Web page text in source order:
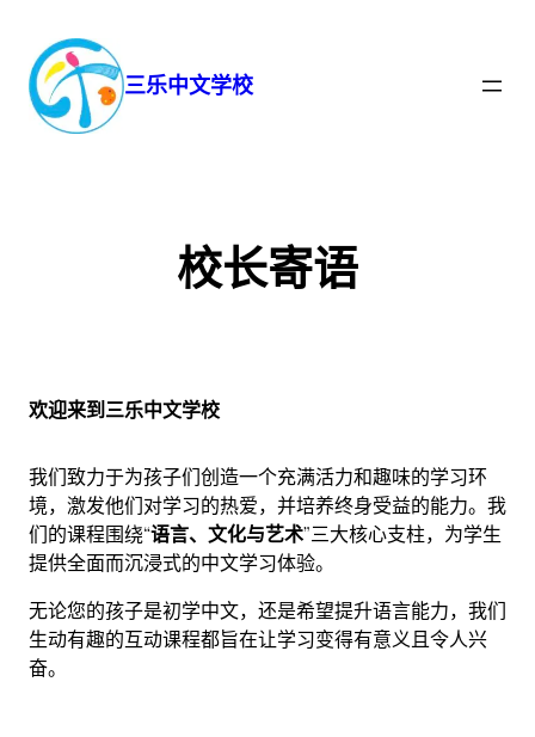
三乐中文学校
校长寄语
欢迎来到三乐中文学校
我们致力于为孩子们创造一个充满活力和趣味的学习环
境，激发他们对学习的热爱，并培养终身受益的能力。我
们的课程围绕“语言、文化与艺术”三大核心支柱，为学生
提供全面而沉浸式的中文学习体验。
无论您的孩子是初学中文，还是希望提升语言能力，我们
生动有趣的互动课程都旨在让学习变得有意义且令人兴
奋。